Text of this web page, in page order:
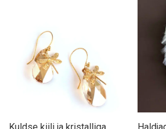
Kuldse kiili ja kristalliga